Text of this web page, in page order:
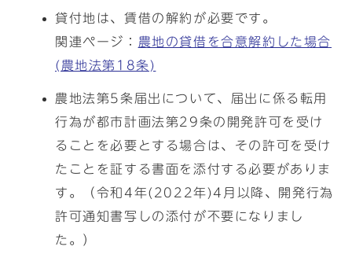
貸付地は、賃借の解約が必要です。
関連ページ： 農地の貸借を合意解約した場合
(農地法第18条)
農地法第5条届出について、届出に係る転用
行為が都市計画法第29条の開発許可を受け
ることを必要とする場合は、その許可を受け
たことを証する書面を添付する必要がありま
す。（令和4年(2022年)4月以降、開発行為
許可通知書写しの添付が不要になりまし
た。）